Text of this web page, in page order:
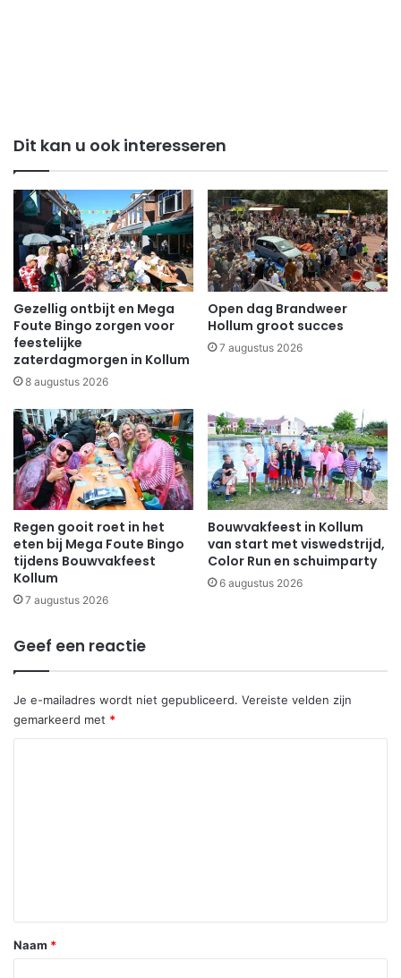
Dit kan u ook interesseren
Gezellig ontbijt en Mega
Foute Bingo zorgen voor
feestelijke
zaterdagmorgen in Kollum
8 augustus 2026
Open dag Brandweer
Hollum groot succes
7 augustus 2026
Regen gooit roet in het
eten bij Mega Foute Bingo
tijdens Bouwvakfeest
Kollum
7 augustus 2026
Bouwvakfeest in Kollum
van start met viswedstrijd,
Color Run en schuimparty
6 augustus 2026
Geef een reactie
Je e-mailadres wordt niet gepubliceerd. Vereiste velden zijn
gemarkeerd met *
*
Naam *